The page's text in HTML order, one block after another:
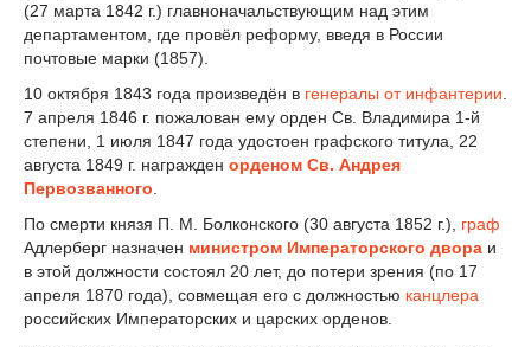
(27 марта 1842 г.) главноначальствующим над этим
департаментом, где провёл реформу, введя в России
почтовые марки (1857).
10 октября 1843 года произведён в генералы от инфантерии
7 апреля 1846 г. пожалован ему орден Св. Владимира 1-й
степени, 1 июля 1847 года удостоен графского титула, 22
августа 1849 г. награжден орденом Св. Андрея
Первозванного
По смерти князя П. М. Болконского (30 августа 1852 г.), граф
Адлерберг назначен министром Императорского двора и
в этой должности состоял 20 лет, до потери зрения (по 17
апреля 1870 года), совмещая его с должностью канцлера
российских Императорских и царских орденов.